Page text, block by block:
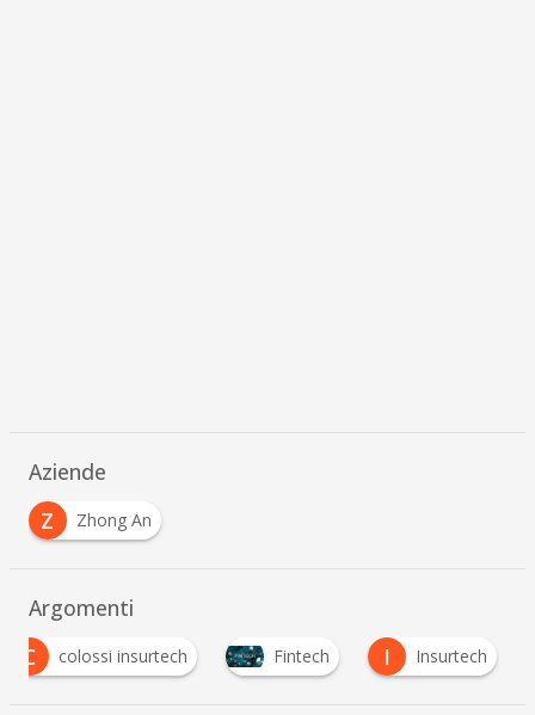
Aziende
Z
Zhong An
Argomenti
C
colossi insurtech Fintech I Insurtech